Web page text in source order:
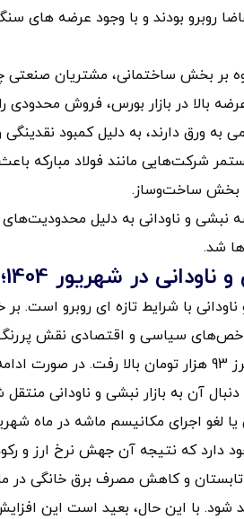
روبرو بودند و با وجود عرضه های
بر بخش ساختمانی، مشتریان صنعتی
بالا در بازار بورس، فروش
به ورق دارند، به دلیل کمبود
شرکت‌هایی مانند فولاد مبارکه
بخش ساخت‌وساز.
و ناودانی به دلیل محدودیت‌های
شد.
1404؛ بخریم یا دست نگه داریم؟
ناودانی با شرایط تازه ای روبرو
سیاسی و اقتصادی نقش
در مرداد ماه، نرخ دلار آزاد تا مرز 93 هزار
دنبال آن به بازار نبشی و ناودانی
یا لغو اجرای مکانیسم ماشه در ماه
دارد که نتیجه آن جهش نرخ ارز و
تابستان و کاهش مصرف برق خانگی
شود. با این حال، بعید است این